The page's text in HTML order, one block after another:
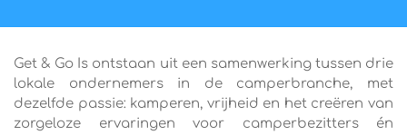
Get & Go Is ontstaan uit een samenwerking tussen drie
lokale ondernemers in de camperbranche, met
dezelfde passie: kamperen, vrijheid en het creëren van
zorgeloze ervaringen voor camperbezitters én